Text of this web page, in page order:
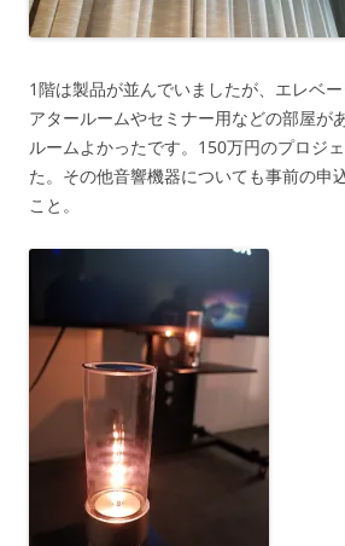
1階は製品が並んでいましたが、エレベ
アタールームやセミナー用などの部屋が
ルームよかったです。150万円のプロジ
た。その他音響機器についても事前の申
こと。